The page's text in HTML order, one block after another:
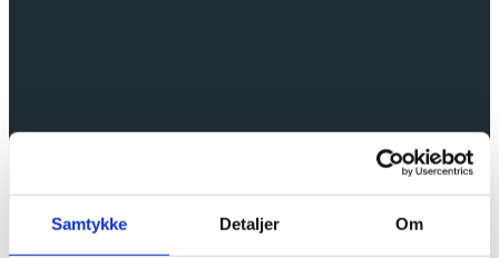
Samtykke Detaljer Om